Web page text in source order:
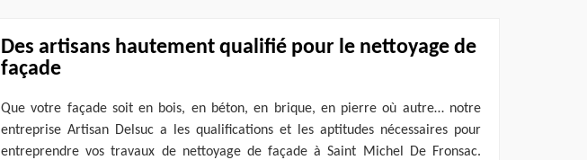
Des artisans hautement qualifié pour le nettoyage de
façade
Que votre façade soit en bois, en béton, en brique, en pierre où autre… notre
entreprise Artisan Delsuc a les qualifications et les aptitudes nécessaires pour
entreprendre vos travaux de nettoyage de façade à Saint Michel De Fronsac.